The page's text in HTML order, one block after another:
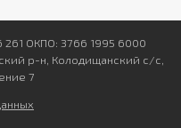
ОКПО: 3766 1995 6000
р-н, Колодищанский с/с,
7